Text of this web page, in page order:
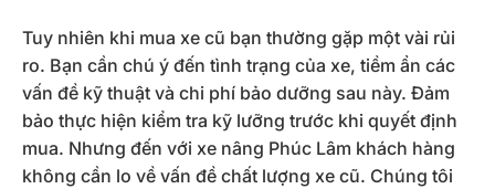
Tuy nhiên khi mua xe cũ bạn thường gặp một vài rủi
ro. Bạn cần chú ý đến tình trạng của xe, tiềm ẩn các
vấn đề kỹ thuật và chi phí bảo dưỡng sau này. Đảm
bảo thực hiện kiểm tra kỹ lưỡng trước khi quyết định
mua. Nhưng đến với xe nâng Phúc Lâm khách hàng
không cần lo về vấn đề chất lượng xe cũ. Chúng tôi